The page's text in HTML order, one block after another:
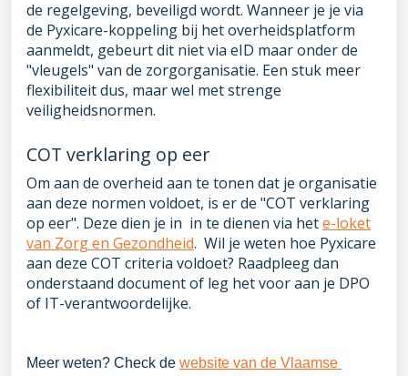
de regelgeving, beveiligd wordt. Wanneer je je via
de Pyxicare-koppeling bij het overheidsplatform
aanmeldt, gebeurt dit niet via eID maar onder de
"vleugels" van de zorgorganisatie. Een stuk meer
flexibiliteit dus, maar wel met strenge
veiligheidsnormen.
COT verklaring op eer
Om aan de overheid aan te tonen dat je organisatie
aan deze normen voldoet, is er de "COT verklaring
op eer". Deze dien je in in te dienen via hete-loket
van Zorg en Gezondheid. Wil je weten hoe Pyxicare
aan deze COT criteria voldoet? Raadpleeg dan
onderstaand document of leg het voor aan je DPO
of IT-verantwoordelijke.
Meer weten? Check de website van de Vlaamse